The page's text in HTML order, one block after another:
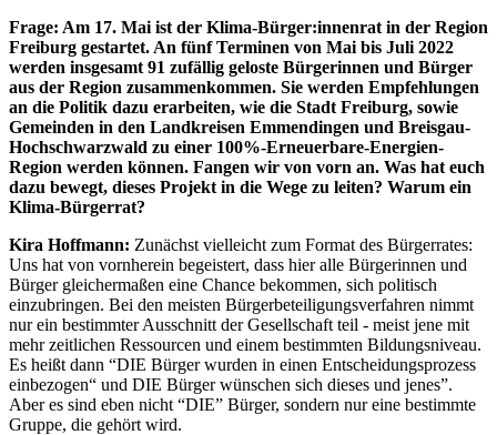
Frage: Am 17. Mai ist der Klima-Bürger:innenrat in der Region
Freiburg gestartet. An fünf Terminen von Mai bis Juli 2022
werden insgesamt 91 zufällig geloste Bürgerinnen und Bürger
aus der Region zusammenkommen. Sie werden Empfehlungen
an die Politik dazu erarbeiten, wie die Stadt Freiburg, sowie
Gemeinden in den Landkreisen Emmendingen und Breisgau-
Hochschwarzwald zu einer 100%-Erneuerbare-Energien-
Region werden können. Fangen wir von vorn an. Was hat euch
dazu bewegt, dieses Projekt in die Wege zu leiten? Warum ein
Klima-Bürgerrat?
Kira Hoffmann: Zunächst vielleicht zum Format des Bürgerrates:
Uns hat von vornherein begeistert, dass hier alle Bürgerinnen und
Bürger gleichermaßen eine Chance bekommen, sich politisch
einzubringen. Bei den meisten Bürgerbeteiligungsverfahren nimmt
nur ein bestimmter Ausschnitt der Gesellschaft teil - meist jene mit
mehr zeitlichen Ressourcen und einem bestimmten Bildungsniveau.
Es heißt dann “DIE Bürger wurden in einen Entscheidungsprozess
einbezogen“ und DIE Bürger wünschen sich dieses und jenes”.
Aber es sind eben nicht “DIE” Bürger, sondern nur eine bestimmte
Gruppe, die gehört wird.